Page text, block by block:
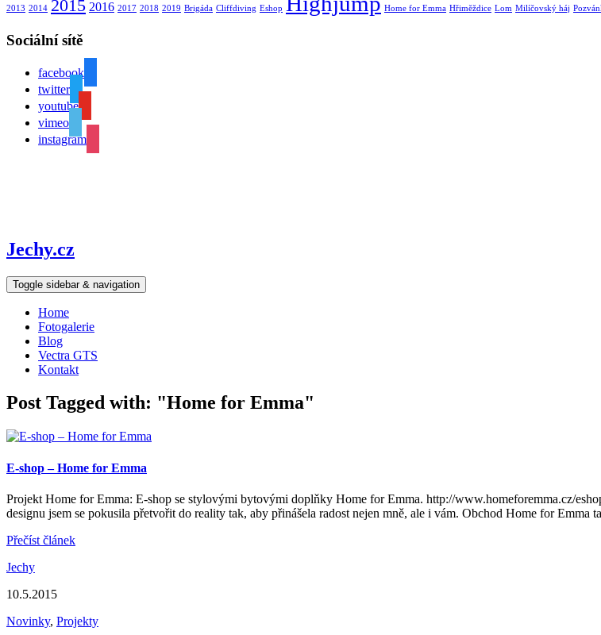
2013 2014 2015 2016 2017 2018 2019 Brigáda Cliffdiving Eshop Home for Emma Hřiměždice Lom Milíčovský háj
Sociální sítě
facebook
twitter
youtube
vimeo
instagram
Jechy.cz
Toggle sidebar & navigation
Home
Fotogalerie
Blog
Vectra GTS
Kontakt
Post Tagged with: "Home for Emma"
E-shop – Home for Emma
Projekt Home for Emma: E-shop se stylovými bytovými doplňky Home for Emma. http://www.homeforemma.cz/
designu jsem se pokusila přetvořit do reality tak, aby přinášela radost nejen mně, ale i vám. Obchod Home for
Přečíst článek
Jechy
10.5.2015
Novinky, Projekty